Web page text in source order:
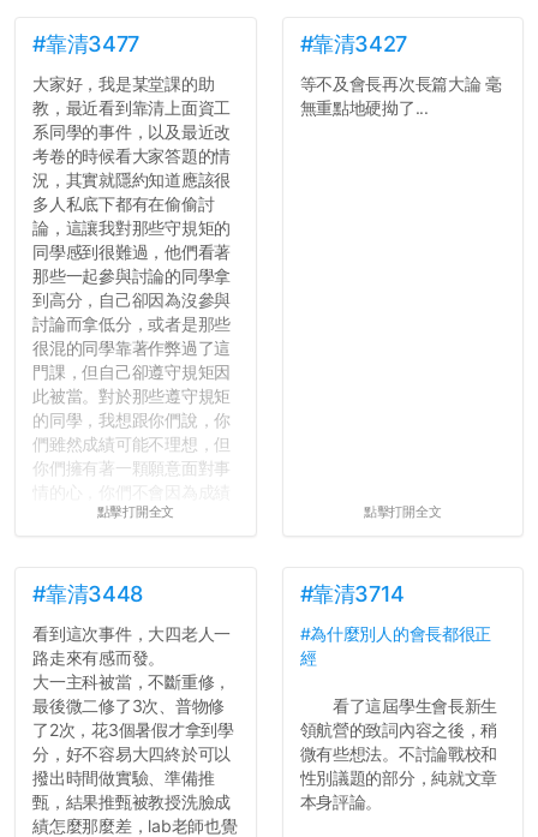
#靠清3477
大家好，我是某堂課的助
教，最近看到靠清上面資工
系同學的事件，以及最近改
考卷的時候看大家答題的情
況，其實就隱約知道應該很
多人私底下都有在偷偷討
論，這讓我對那些守規矩的
同學感到很難過，他們看著
那些一起參與討論的同學拿
到高分，自己卻因為沒參與
討論而拿低分，或者是那些
很混的同學靠著作弊過了這
門課，但自己卻遵守規矩因
此被當。對於那些遵守規矩
的同學，我想跟你們說，你
們雖然成績可能不理想，但
你們擁有著一顆願意面對事
壓力而選擇逃避(作弊)，在
績無法體現你們的努力，但
往後你們正直的態度一定會
讓你們在社會上適應得更
好。最後，那些作弊的同
學，你們要瞭解到作弊對你
們而言是沒有任何好處的，
大學是你們唯一可以勇敢認
錯但不需要付出太大代價的
地方，你們在這時候如果不
會學會...
點擊打開全文
#靠清3427
等不及會長再次長篇大論 毫
無重點地硬拗了...
點擊打開全文
#靠清3448
看到這次事件，大四老人一
路走來有感而發。
大一主科被當，不斷重修，
最後微二修了3次、普物修
了2次，花3個暑假才拿到學
分，好不容易大四終於可以
撥出時間做實驗、準備推
甄，結果推甄被教授洗臉成
績怎麼那麼差，lab老師也覺
#靠清3714
#為什麼別人的會長都很正
經
看了這屆學生會長新生
領航營的致詞內容之後，稍
微有些想法。不討論戰校和
性別議題的部分，純就文章
本身評論。